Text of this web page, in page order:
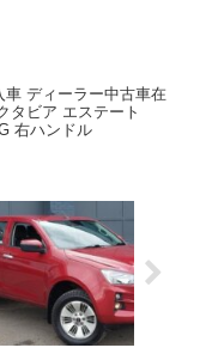
車 ディーラー中古車在
タビア エステート
右ハンドル